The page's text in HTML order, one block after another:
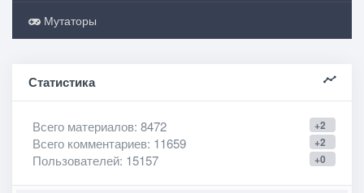
Мутаторы
Статистика
+2
Всего материалов: 8472
+2
Всего комментариев: 11659
+0
Пользователей: 15157